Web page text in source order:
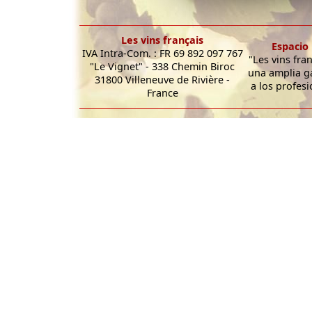
Les vins français
IVA Intra-Com. : FR 69 892 097 767
"Le Vignet" - 338 Chemin Biroc
31800 Villeneuve de Rivière -
France
"Les vins
una amplia
a los